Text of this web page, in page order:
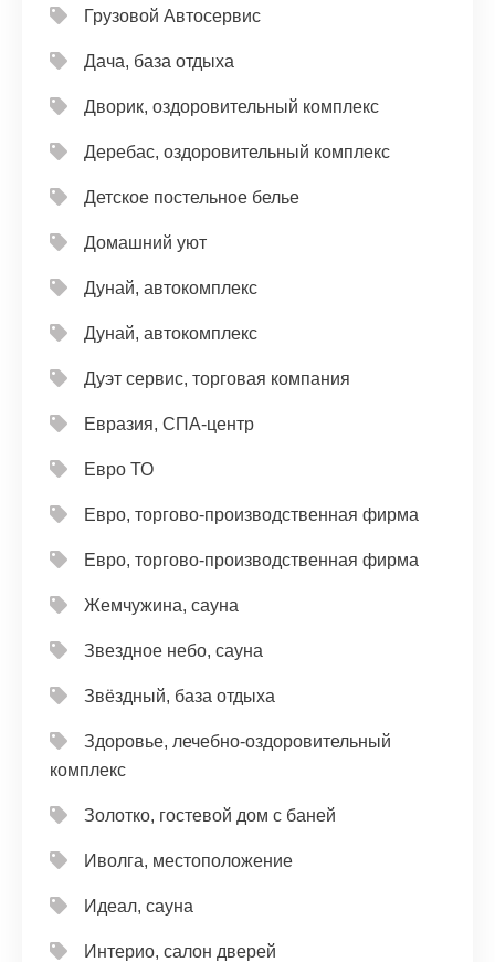
Грузовой Автосервис
Дача, база отдыха
Дворик, оздоровительный комплекс
Деребас, оздоровительный комплекс
Детское постельное белье
Домашний уют
Дунай, автокомплекс
Дунай, автокомплекс
Дуэт сервис, торговая компания
Евразия, СПА-центр
Евро ТО
Евро, торгово-производственная фирма
Евро, торгово-производственная фирма
Жемчужина, сауна
Звездное небо, сауна
Звёздный, база отдыха
Здоровье, лечебно-оздоровительный
комплекс
Золотко, гостевой дом с баней
Иволга, местоположение
Идеал, сауна
Интерио, салон дверей